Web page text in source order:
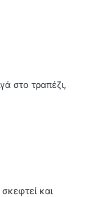
στο τραπέζι,
και